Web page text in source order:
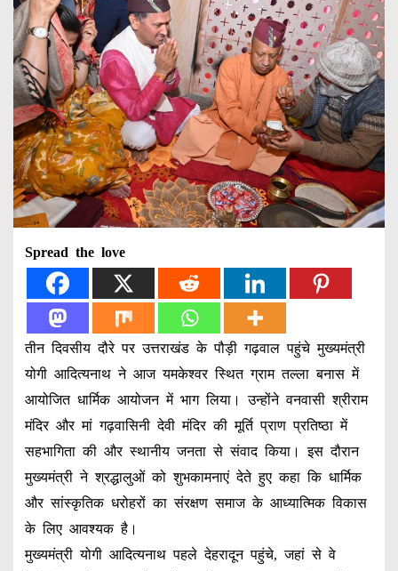
Spread the love
तीन दिवसीय दौरे पर उत्तराखंड के पौड़ी गढ़वाल पहुंचे मुख्यमंत्री
योगी आदित्यनाथ ने आज यमकेश्वर स्थित ग्राम तल्ला बनास में
आयोजित धार्मिक आयोजन में भाग लिया। उन्होंने वनवासी श्रीराम
मंदिर और मां गढ़वासिनी देवी मंदिर की मूर्ति प्राण प्रतिष्ठा में
सहभागिता की और स्थानीय जनता से संवाद किया। इस दौरान
मुख्यमंत्री ने श्रद्धालुओं को शुभकामनाएं देते हुए कहा कि धार्मिक
और सांस्कृतिक धरोहरों का संरक्षण समाज के आध्यात्मिक विकास
के लिए आवश्यक है।
मुख्यमंत्री योगी आदित्यनाथ पहले देहरादून पहुंचे, जहां से वे